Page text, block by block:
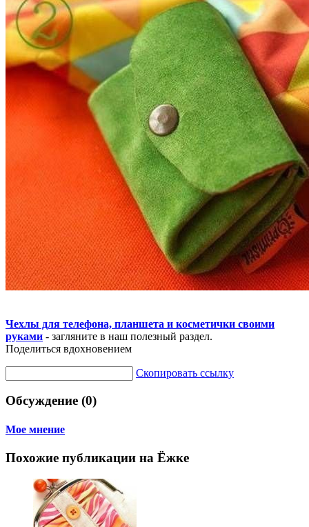
Чехлы для телефона, планшета и косметички своими
руками - загляните в наш полезный раздел.
Поделиться вдохновением
Скопировать ссылку
Обсуждение (0)
Мое мнение
Похожие публикации на Ёжке